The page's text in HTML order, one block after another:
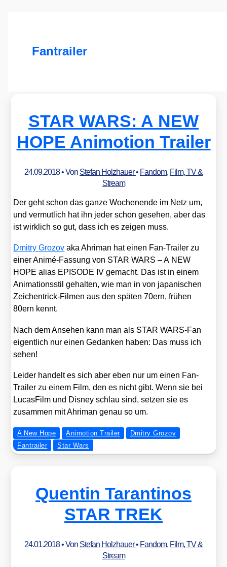
Fantrailer
STAR WARS: A NEW
HOPE Animotion Trailer
24.09.2018• Von Stefan Holzhauer• Fandom, Film, TV &
Stream
Der geht schon das gan­ze Wochen­en­de im Netz um,
und ver­mut­lich hat ihn jeder schon gese­hen, aber das
ist wirk­lich so gut, dass ich es zei­gen muss.
Dmit­ry Gro­zov aka Ahri­man hat einen Fan-Trai­ler zu
einer Ani­mé-Fas­sung von STAR WARS – A NEW
HOPE ali­as EPISODE IV gemacht. Das ist in einem
Ani­ma­ti­ons­stil gehal­ten, wie man in von japa­ni­schen
Zei­chen­trick-Fil­men aus den spä­ten 70ern, frü­hen
80ern kennt.
Nach dem Anse­hen kann man als STAR WARS-Fan
eigent­lich nur einen Gedan­ken haben: Das muss ich
sehen!
Lei­der han­delt es sich aber eben nur um einen Fan-
Trai­ler zu einem Film, den es nicht gibt. Wenn sie bei
Lucas­Film und Dis­ney schlau sind, set­zen sie es
zusam­men mit Ahri­man genau so um.
A New Hope Animotion Trailer
Dmitry Grozov
Fantrailer
Star Wars
Quentin Tarantinos
STAR TREK
24.01.2018• Von Stefan Holzhauer• Fandom, Film, TV &
Stream